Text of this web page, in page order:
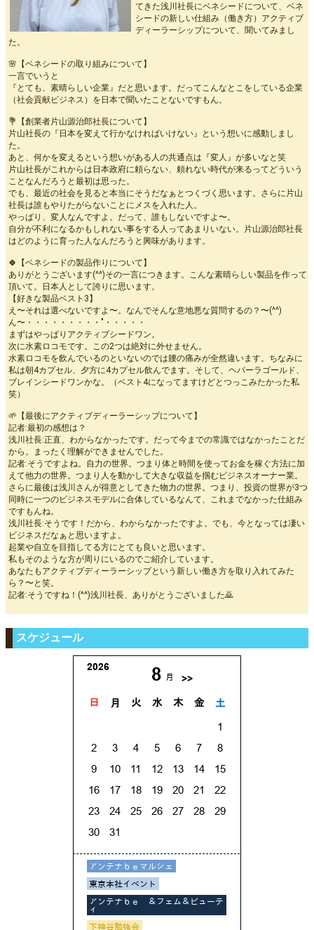
てきた浅川社長にベネシードについて、ベネ
シードの新しい仕組み（働き方）アクティブ
ディーラーシップについて、聞いてみまし
た。
🌸【ベネシードの取り組みについて】
一言でいうと
『とても、素晴らしい企業』だと思います。だってこんなとこをしている企業
（社会貢献ビジネス）を日本で聞いたことないですもん。
💐【創業者片山源治郎社長について】
片山社長の『日本を変えて行かなければいけない』という想いに感動しまし
た。
あと、何かを変えるという想いがある人の共通点は『変人』が多いなと笑
片山社長がこれからは日本政府に頼らない、頼れない時代が来るってどういう
ことなんだろうと最初は思った。
でも、最近の社会を見ると本当にそうだなぁとつくづく思います。さらに片山
社長は誰もやりたがらないことにメスを入れた人。
やっぱり、変人なんですよ。だって、誰もしないですよ〜。
自分が不利になるかもしれない事をする人ってあまりいない。片山源治郎社長
はどのように育った人なんだろうと興味があります。
🍀【ベネシードの製品作りについて】
ありがとうございます(^^)その一言につきます。こんな素晴らしい製品を作って
頂いて。日本人として誇りに思います。
【好きな製品ベスト3】
え〜それは選べないですよ〜。なんでそんな意地悪な質問するの？〜(^^)
ん〜・・・・・・・・・"・・・・・
まずはやっぱりアクティブシードワン。
次に水素ロコモです。この2つは絶対に外せません。
水素ロコモを飲んでいるのといないのでは腰の痛みが全然違います。ちなみに
私は朝4カプセル、夕方に4カプセル飲んでます。そして、ヘパーラゴールド、
ブレインシードワンかな。（ベスト4になってますけどとつっこみたかった私
笑）
🌱【最後にアクティブディーラーシップについて】
記者:最初の感想は？
浅川社長:正直、わからなかったです。だって今までの常識ではなかったことだ
から。まったく理解ができませんでした。
記者:そうですよね。自力の世界。つまり体と時間を使ってお金を稼ぐ方法に加
えて他力の世界。つまり人を動かして大きな収益を掴むビジネスオーナー業。
さらに最後は浅川さんが得意としてきた物力の世界。つまり、投資の世界が3つ
同時に一つのビジネスモデルに合体しているなんて、これまでなかった仕組み
ですもんね。
浅川社長:そうです！だから、わからなかったですよ。でも、今となっては凄い
ビジネスだなぁと思いますよ。
起業や自立を目指してる方にとても良いと思います。
私もそのような方が周りにいるのでご紹介しています。
あなたもアクティブディーラーシップという新しい働き方を取り入れてみた
ら？〜と笑。
記者:そうですね！(^^)浅川社長、ありがとうございました🙇
スケジュール